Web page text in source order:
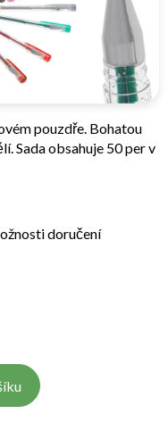
doručení
pouzdře. Bohatou
Sada obsahuje 50 per v